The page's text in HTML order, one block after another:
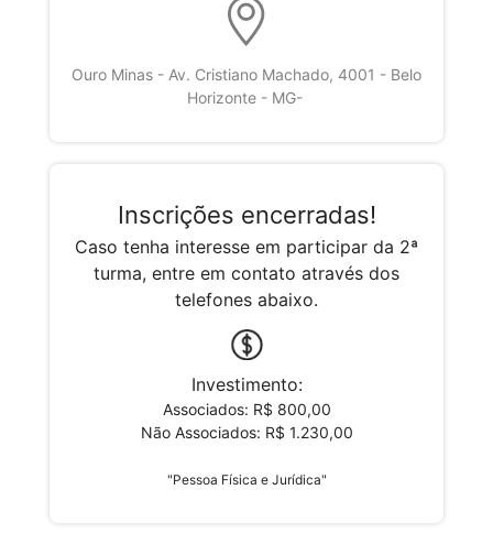
Ouro Minas - Av. Cristiano Machado, 4001 - Belo
Horizonte - MG-
Inscrições encerradas!
Caso tenha interesse em participar da 2ª
turma, entre em contato através dos
telefones abaixo.
Investimento:
Associados: R$ 800,00
Não Associados: R$ 1.230,00
"Pessoa Física e Jurídica"